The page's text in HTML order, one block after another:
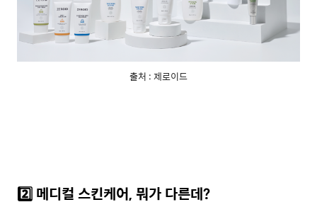
출처 : 제로이드
2️⃣ 메디컬 스킨케어, 뭐가 다른데?